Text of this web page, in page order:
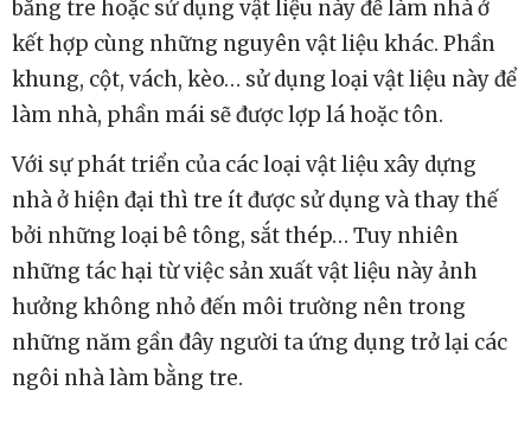
bằng tre hoặc sử dụng vật liệu này để làm nhà ở
kết hợp cùng những nguyên vật liệu khác. Phần
khung, cột, vách, kèo… sử dụng loại vật liệu này để
làm nhà, phần mái sẽ được lợp lá hoặc tôn.
Với sự phát triển của các loại vật liệu xây dựng
nhà ở hiện đại thì tre ít được sử dụng và thay thế
bởi những loại bê tông, sắt thép… Tuy nhiên
những tác hại từ việc sản xuất vật liệu này ảnh
hưởng không nhỏ đến môi trường nên trong
những năm gần đây người ta ứng dụng trở lại các
ngôi nhà làm bằng tre.